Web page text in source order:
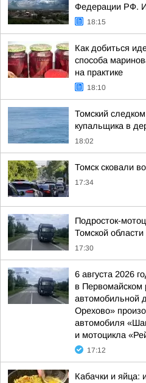
Федерации РФ.
18:15
Как добиться
способа
на практике
18:10
Томский
купальщика в
18:02
Томск сковали
17:34
Подросток-
Томской области
17:30
6 августа 2026
в Первомайском
автомобильной
Орехово»
автомобиля
и мотоцикла
17:12
Кабачки и яйца: